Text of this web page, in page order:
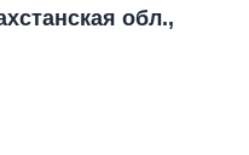
обл.,